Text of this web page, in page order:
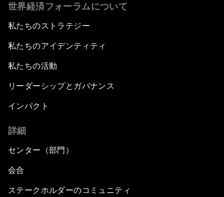
世界経済フォーラムについて
私たちのストラテジー
私たちのアイデンティティ
私たちの活動
リーダーシップとガバナンス
インパクト
詳細
センター（部門）
会合
ステークホルダーのコミュニティ